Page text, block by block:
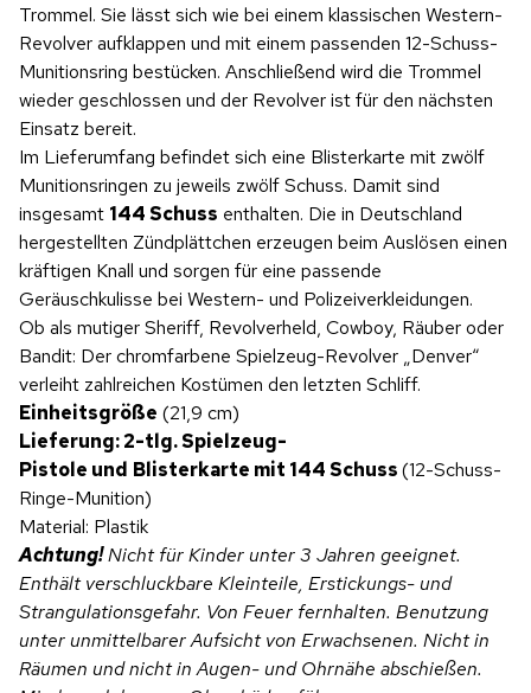
Trommel. Sie lässt sich wie bei einem klassischen Western-
Revolver aufklappen und mit einem passenden 12-Schuss-
Munitionsring bestücken. Anschließend wird die Trommel
wieder geschlossen und der Revolver ist für den nächsten
Einsatz bereit.
Im Lieferumfang befindet sich eine Blisterkarte mit zwölf
Munitionsringen zu jeweils zwölf Schuss. Damit sind
insgesamt 144 Schuss enthalten. Die in Deutschland
hergestellten Zündplättchen erzeugen beim Auslösen einen
kräftigen Knall und sorgen für eine passende
Geräuschkulisse bei Western- und Polizeiverkleidungen.
Ob als mutiger Sheriff, Revolverheld, Cowboy, Räuber oder
Bandit: Der chromfarbene Spielzeug-Revolver „Denver“
verleiht zahlreichen Kostümen den letzten Schliff.
Einheitsgröße (21,9 cm)
Lieferung: 2-tlg. Spielzeug-
Pistole und Blisterkarte mit 144 Schuss(12-Schuss-
Ringe-Munition)
Material: Plastik
Achtung!Nicht für Kinder unter 3 Jahren geeignet.
Enthält verschluckbare Kleinteile, Erstickungs- und
Strangulationsgefahr. Von Feuer fernhalten. Benutzung
unter unmittelbarer Aufsicht von Erwachsenen. Nicht in
Räumen und nicht in Augen- und Ohrnähe abschießen.